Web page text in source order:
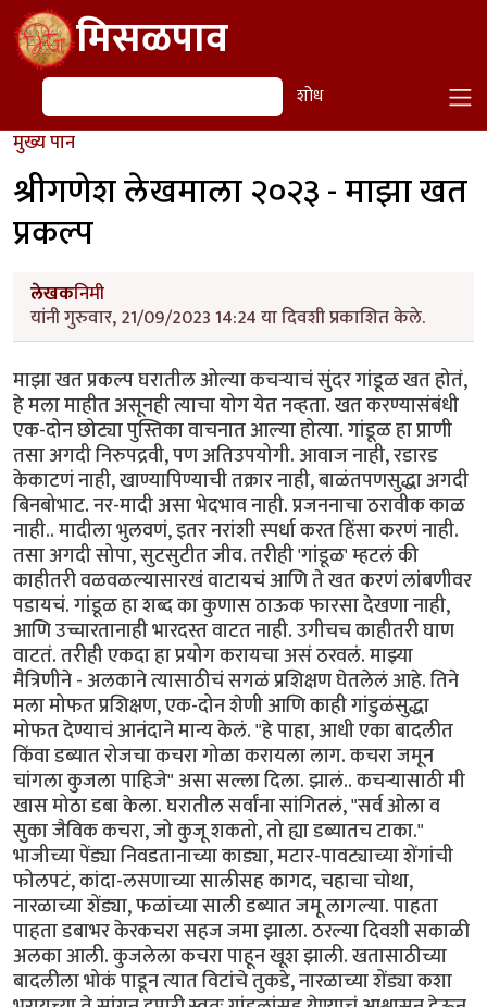
Skip to main contentमिसळपाव
शोध शोध
मुख्य पान
श्रीगणेश लेखमाला २०२३ - माझा खत
प्रकल्प
लेखकनिमी
यांनी गुरुवार, 21/09/2023 14:24 या दिवशी प्रकाशित केले.
माझा खत प्रकल्प घरातील ओल्या कचऱ्याचं सुंदर गांडूळ खत होतं,
हे मला माहीत असूनही त्याचा योग येत नव्हता. खत करण्यासंबंधी
एक-दोन छोट्या पुस्तिका वाचनात आल्या होत्या. गांडूळ हा प्राणी
तसा अगदी निरुपद्रवी, पण अतिउपयोगी. आवाज नाही, रडारड
केकाटणं नाही, खाण्यापिण्याची तक्रार नाही, बाळंतपणसुद्धा अगदी
बिनबोभाट. नर-मादी असा भेदभाव नाही. प्रजननाचा ठरावीक काळ
नाही.. मादीला भुलवणं, इतर नरांशी स्पर्धा करत हिंसा करणं नाही.
तसा अगदी सोपा, सुटसुटीत जीव. तरीही 'गांडूळ' म्हटलं की
काहीतरी वळवळल्यासारखं वाटायचं आणि ते खत करणं लांबणीवर
पडायचं. गांडूळ हा शब्द का कुणास ठाऊक फारसा देखणा नाही,
आणि उच्चारतानाही भारदस्त वाटत नाही. उगीचच काहीतरी घाण
वाटतं. तरीही एकदा हा प्रयोग करायचा असं ठरवलं. माझ्या
मैत्रिणीने - अलकाने त्यासाठीचं सगळं प्रशिक्षण घेतलेलं आहे. तिने
मला मोफत प्रशिक्षण, एक-दोन शेणी आणि काही गांडुळंसुद्धा
मोफत देण्याचं आनंदाने मान्य केलं. "हे पाहा, आधी एका बादलीत
किंवा डब्यात रोजचा कचरा गोळा करायला लाग. कचरा जमून
चांगला कुजला पाहिजे" असा सल्ला दिला. झालं.. कचऱ्यासाठी मी
खास मोठा डबा केला. घरातील सर्वांना सांगितलं, "सर्व ओला व
सुका जैविक कचरा, जो कुजू शकतो, तो ह्या डब्यातच टाका."
भाजीच्या पेंड्या निवडतानाच्या काड्या, मटार-पावट्याच्या शेंगांची
फोलपटं, कांदा-लसणाच्या सालीसह कागद, चहाचा चोथा,
नारळाच्या शेंड्या, फळांच्या साली डब्यात जमू लागल्या. पाहता
पाहता डबाभर केरकचरा सहज जमा झाला. ठरल्या दिवशी सकाळी
अलका आली. कुजलेला कचरा पाहून खूश झाली. खतासाठीच्या
बादलीला भोकं पाडून त्यात विटांचे तुकडे, नारळाच्या शेंड्या कशा